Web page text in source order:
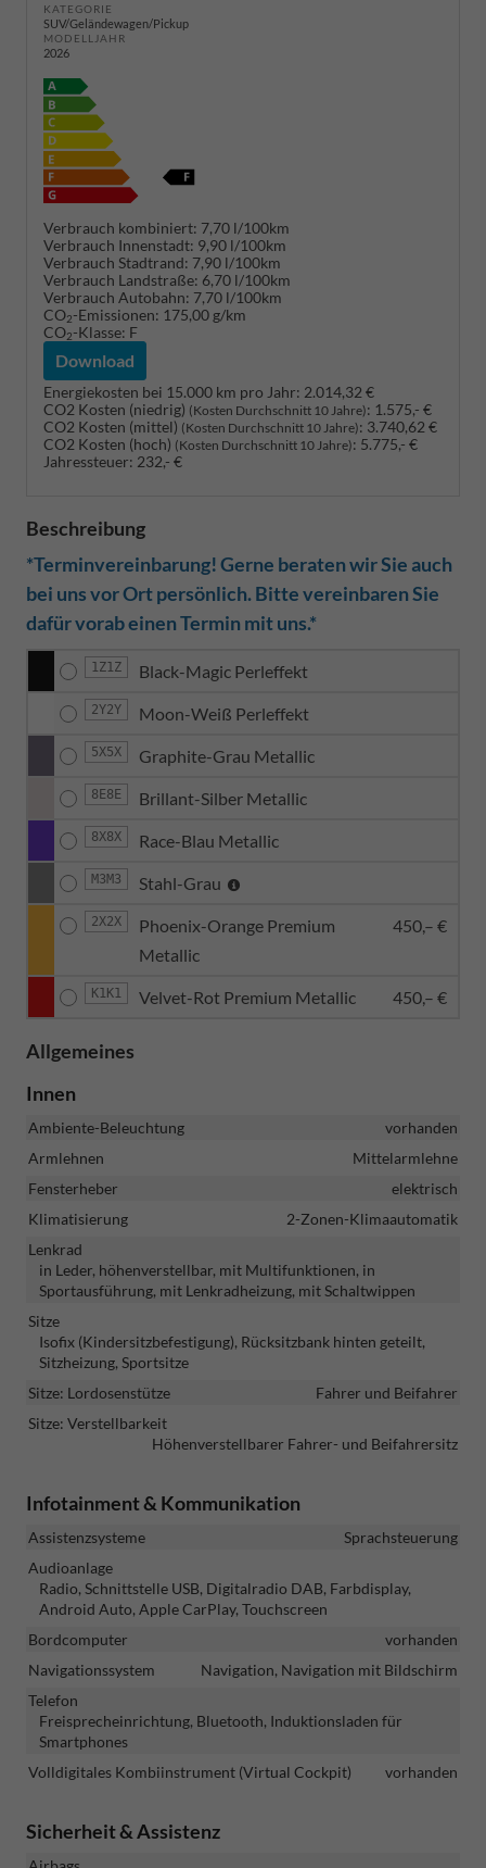
KATEGORIE
SUV/Geländewagen/Pickup
MODELLJAHR
2026
Verbrauch kombiniert: 7,70 l/100km
Verbrauch Innenstadt: 9,90 l/100km
Verbrauch Stadtrand: 7,90 l/100km
Verbrauch Landstraße: 6,70 l/100km
Verbrauch Autobahn: 7,70 l/100km
CO2-Emissionen: 175,00 g/km
CO2-Klasse: F
Download
Energiekosten bei 15.000 km pro Jahr: 2.014,32 €
CO2 Kosten (niedrig) (Kosten Durchschnitt 10 Jahre): 1.575,- €
CO2 Kosten (mittel) (Kosten Durchschnitt 10 Jahre): 3.740,62 €
CO2 Kosten (hoch) (Kosten Durchschnitt 10 Jahre): 5.775,- €
Jahressteuer: 232,- €
Beschreibung
*Terminvereinbarung! Gerne beraten wir Sie auch
bei uns vor Ort persönlich. Bitte vereinbaren Sie
dafür vorab einen Termin mit uns.*
1Z1Z Black-Magic Perleffekt
2Y2Y Moon-Weiß Perleffekt
5X5X Graphite-Grau Metallic
8E8E Brillant-Silber Metallic
8X8X Race-Blau Metallic
M3M3 Stahl-Grau
2X2X
Phoenix-Orange Premium
Metallic
450,– €
K1K1 Velvet-Rot Premium Metallic 450,– €
Allgemeines
Innen
Ambiente-Beleuchtung
vorhanden
Armlehnen
Mittelarmlehne
Fensterheber
elektrisch
Klimatisierung
2-Zonen-Klimaautomatik
Lenkrad
in Leder, höhenverstellbar, mit Multifunktionen, in
Sportausführung, mit Lenkradheizung, mit Schaltwippen
Sitze
Isofix (Kindersitzbefestigung), Rücksitzbank hinten geteilt,
Sitzheizung, Sportsitze
Sitze: Lordosenstütze
Fahrer und Beifahrer
Sitze: Verstellbarkeit
Höhenverstellbarer Fahrer- und Beifahrersitz
Infotainment & Kommunikation
Assistenzsysteme
Sprachsteuerung
Audioanlage
Radio, Schnittstelle USB, Digitalradio DAB, Farbdisplay,
Android Auto, Apple CarPlay, Touchscreen
Bordcomputer
vorhanden
Navigationssystem
Navigation, Navigation mit Bildschirm
Telefon
Freisprecheinrichtung, Bluetooth, Induktionsladen für
Smartphones
Volldigitales Kombiinstrument (Virtual Cockpit)
vorhanden
Sicherheit & Assistenz